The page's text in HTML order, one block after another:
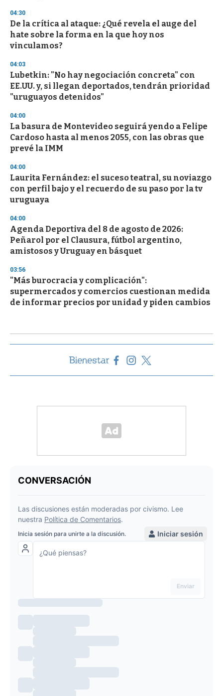
04:30
De la crítica al ataque: ¿Qué revela el auge del
hate sobre la forma en la que hoy nos
vinculamos?
04:03
Lubetkin: "No hay negociación concreta" con
EE.UU. y, si llegan deportados, tendrán prioridad
"uruguayos detenidos"
04:00
La basura de Montevideo seguirá yendo a Felipe
Cardoso hasta al menos 2055, con las obras que
prevé la IMM
04:00
Laurita Fernández: el suceso teatral, su noviazgo
con perfil bajo y el recuerdo de su paso por la tv
uruguaya
04:00
Agenda Deportiva del 8 de agosto de 2026:
Peñarol por el Clausura, fútbol argentino,
amistosos y Uruguay en básquet
03:56
"Más burocracia y complicación":
supermercados y comercios cuestionan medida
de informar precios por unidad y piden cambios